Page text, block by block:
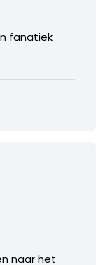
fanatiek
naar het